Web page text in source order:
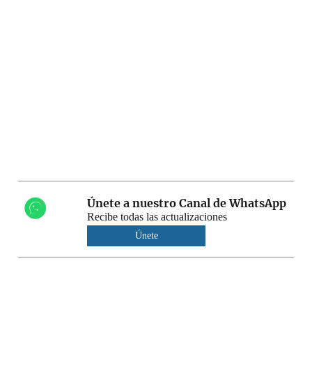
Únete a nuestro Canal de WhatsApp
Recibe todas las actualizaciones
Únete